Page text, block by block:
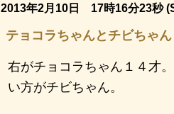
2013年2月10日 17時16分23秒
テョコラちゃんとチビちゃん
右がチョコラちゃん１４才
い方がチビちゃん。